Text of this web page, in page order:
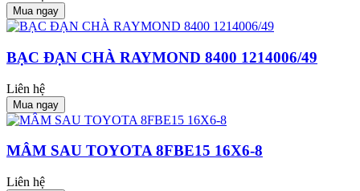
Mua ngay
BẠC ĐẠN CHÀ RAYMOND 8400 1214006/49
Liên hệ
Mua ngay
MÂM SAU TOYOTA 8FBE15 16X6-8
Liên hệ